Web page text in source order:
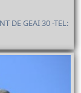
DE GEAI 30 -TEL: